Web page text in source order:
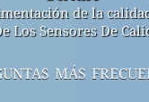
de la
Los Sensores De
más